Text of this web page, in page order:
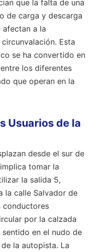
que la falta de una
de carga y descarga
a la
Esta
se ha convertido en
los diferentes
que operan en la
Usuarios de la
desde el sur de
tomar la
la salida 5,
la calle Salvador de
conductores
por la calzada
en el nudo de
la autopista. La